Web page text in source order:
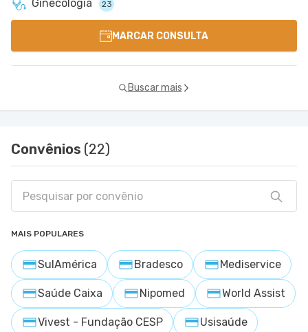
Ginecologia 23
MARCAR CONSULTA
Buscar mais
Convênios (22)
MAIS POPULARES
SulAmérica Bradesco Mediservice
Saúde Caixa Nipomed World Assist
Vivest - Fundação CESP Usisaúde